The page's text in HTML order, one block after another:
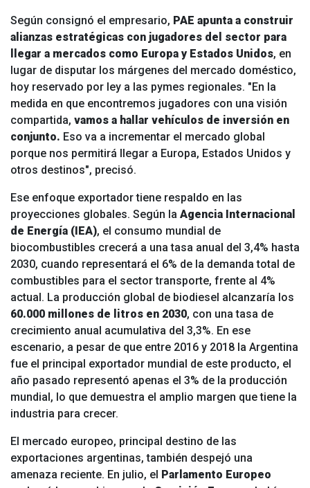
Según consignó el empresario, PAE apunta a construir
alianzas estratégicas con jugadores del sector para
llegar a mercados como Europa y Estados Unidos, en
lugar de disputar los márgenes del mercado doméstico,
hoy reservado por ley a las pymes regionales. "En la
medida en que encontremos jugadores con una visión
compartida, vamos a hallar vehículos de inversión en
conjunto. Eso va a incrementar el mercado global
porque nos permitirá llegar a Europa, Estados Unidos y
otros destinos", precisó.
Ese enfoque exportador tiene respaldo en las
proyecciones globales. Según la Agencia Internacional
de Energía (IEA), el consumo mundial de
biocombustibles crecerá a una tasa anual del 3,4% hasta
2030, cuando representará el 6% de la demanda total de
combustibles para el sector transporte, frente al 4%
actual. La producción global de biodiesel alcanzaría los
60.000 millones de litros en 2030, con una tasa de
crecimiento anual acumulativa del 3,3%. En ese
escenario, a pesar de que entre 2016 y 2018 la Argentina
fue el principal exportador mundial de este producto, el
año pasado representó apenas el 3% de la producción
mundial, lo que demuestra el amplio margen que tiene la
industria para crecer.
El mercado europeo, principal destino de las
exportaciones argentinas, también despejó una
amenaza reciente. En julio, el Parlamento Europeo